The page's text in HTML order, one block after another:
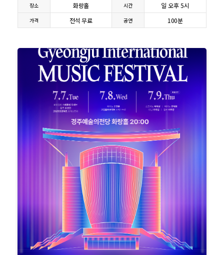
장소 화랑홀 시간 일 오후 5시
가격 전석 무료 공연 100분
상세보기